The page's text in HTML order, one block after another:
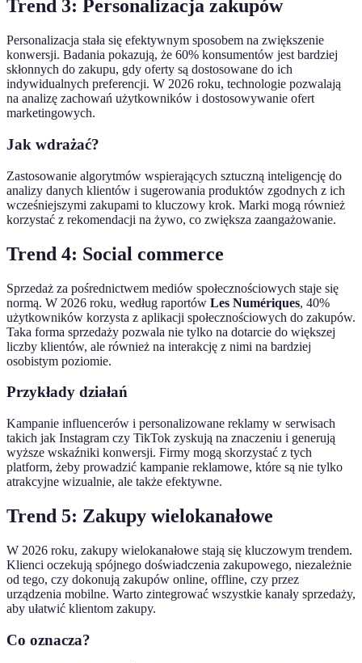
Trend 3: Personalizacja zakupów
Personalizacja stała się efektywnym sposobem na zwiększenie
konwersji. Badania pokazują, że 60% konsumentów jest bardziej
skłonnych do zakupu, gdy oferty są dostosowane do ich
indywidualnych preferencji. W 2026 roku, technologie pozwalają
na analizę zachowań użytkowników i dostosowywanie ofert
marketingowych.
Jak wdrażać?
Zastosowanie algorytmów wspierających sztuczną inteligencję do
analizy danych klientów i sugerowania produktów zgodnych z ich
wcześniejszymi zakupami to kluczowy krok. Marki mogą również
korzystać z rekomendacji na żywo, co zwiększa zaangażowanie.
Trend 4: Social commerce
Sprzedaż za pośrednictwem mediów społecznościowych staje się
normą. W 2026 roku, według raportów Les Numériques, 40%
użytkowników korzysta z aplikacji społecznościowych do zakupów.
Taka forma sprzedaży pozwala nie tylko na dotarcie do większej
liczby klientów, ale również na interakcję z nimi na bardziej
osobistym poziomie.
Przykłady działań
Kampanie influencerów i personalizowane reklamy w serwisach
takich jak Instagram czy TikTok zyskują na znaczeniu i generują
wyższe wskaźniki konwersji. Firmy mogą skorzystać z tych
platform, żeby prowadzić kampanie reklamowe, które są nie tylko
atrakcyjne wizualnie, ale także efektywne.
Trend 5: Zakupy wielokanałowe
W 2026 roku, zakupy wielokanałowe stają się kluczowym trendem.
Klienci oczekują spójnego doświadczenia zakupowego, niezależnie
od tego, czy dokonują zakupów online, offline, czy przez
urządzenia mobilne. Warto zintegrować wszystkie kanały sprzedaży,
aby ułatwić klientom zakupy.
Co oznacza?